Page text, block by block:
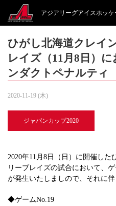
アジアリーグアイスホッケ
ひがし北海道クレイ
レイズ（11月8日）
ンダクトペナルティ
2020-11-19 (木)
ジャパンカップ2020
2020年11月8日（日）に開催し
リーブレイズの試合において、
が発生いたしましので、それに
◆ゲームNo.19